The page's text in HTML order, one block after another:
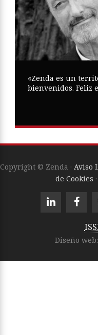
«Zenda es un
bienvenidos. Feliz
Copyright © Zenda · Aviso
de Cookies ·
Diseño web: